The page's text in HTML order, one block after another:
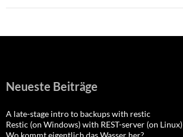
Neueste Beiträge
A late-stage intro to backups with restic
Restic (on Windows) with REST-server (on Linux)
Wo kommt eigentlich das Wasser her?